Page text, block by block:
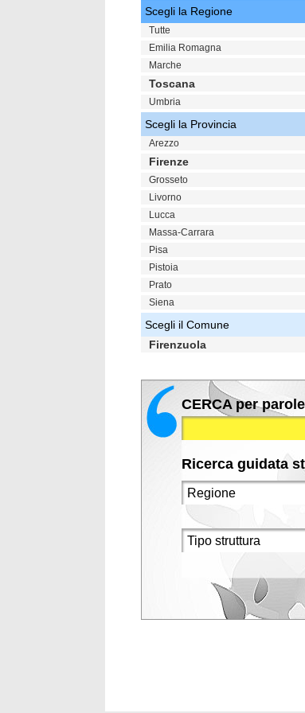
Scegli la Regione
Tutte
Emilia Romagna
Marche
Toscana
Umbria
Scegli la Provincia
Arezzo
Firenze
Grosseto
Livorno
Lucca
Massa-Carrara
Pisa
Pistoia
Prato
Siena
Scegli il Comune
Firenzuola
CERCA per
Ricerca guidata